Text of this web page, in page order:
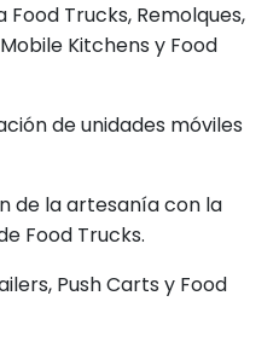
Trucks, Remolques,
Kitchens y Food
de unidades móviles
de la artesanía con la
Food Trucks.
Push Carts y Food